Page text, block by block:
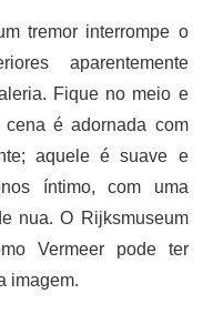
tremor interrompe o
aparentemente
Fique no meio e
cena é adornada com
aquele é suave e
íntimo, com uma
nua. O Rijksmuseum
Vermeer pode ter
imagem.